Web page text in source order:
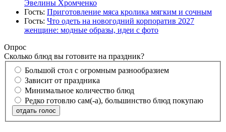
Эвелины Хромченко
Гость: Приготовление мяса кролика мягким и сочным
Гость: Что одеть на новогодний корпоратив 2027
женщине: модные образы, идеи с фото
Опрос
Сколько блюд вы готовите на праздник?
Большой стол с огромным разнообразием
Зависит от праздника
Минимальное количество блюд
Редко готовлю сам(-а), большинство блюд покупаю
отдать голос